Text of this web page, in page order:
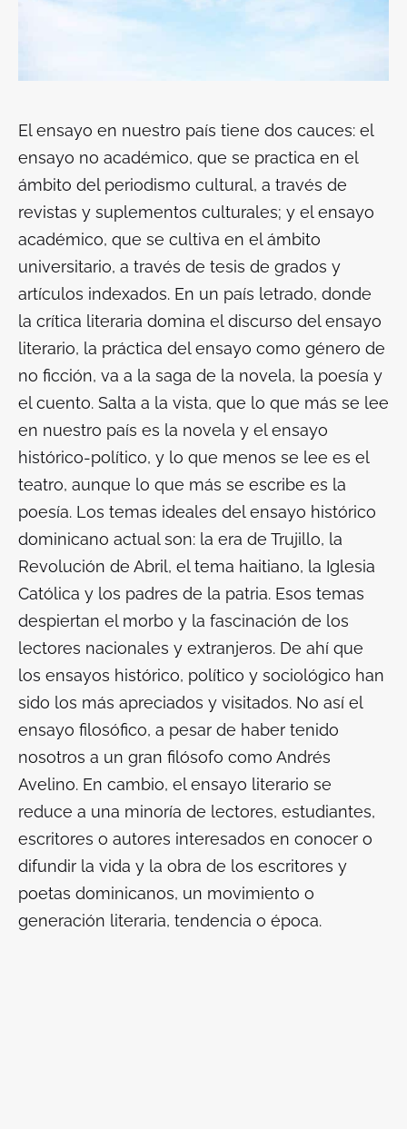
El ensayo en nuestro país tiene dos cauces: el
ensayo no académico, que se practica en el
ámbito del periodismo cultural, a través de
revistas y suplementos culturales; y el ensayo
académico, que se cultiva en el ámbito
universitario, a través de tesis de grados y
artículos indexados. En un país letrado, donde
la crítica literaria domina el discurso del ensayo
literario, la práctica del ensayo como género de
no ficción, va a la saga de la novela, la poesía y
el cuento. Salta a la vista, que lo que más se lee
en nuestro país es la novela y el ensayo
histórico-político, y lo que menos se lee es el
teatro, aunque lo que más se escribe es la
poesía. Los temas ideales del ensayo histórico
dominicano actual son: la era de Trujillo, la
Revolución de Abril, el tema haitiano, la Iglesia
Católica y los padres de la patria. Esos temas
despiertan el morbo y la fascinación de los
lectores nacionales y extranjeros. De ahí que
los ensayos histórico, político y sociológico han
sido los más apreciados y visitados. No así el
ensayo filosófico, a pesar de haber tenido
nosotros a un gran filósofo como Andrés
Avelino. En cambio, el ensayo literario se
reduce a una minoría de lectores, estudiantes,
escritores o autores interesados en conocer o
difundir la vida y la obra de los escritores y
poetas dominicanos, un movimiento o
generación literaria, tendencia o época.